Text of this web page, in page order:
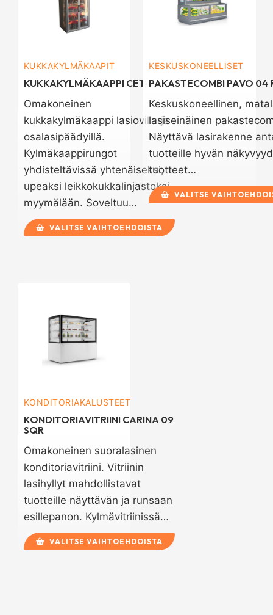
KUKKAKYLMÄKAAPIT
KUKKAKYLMÄKAAPPI CETUS
Omakoneinen
kukkakylmäkaappi lasiovilla ja
osalasipäädyillä.
Kylmäkaappirungot
yhdisteltävissä yhtenäiseksi,
upeaksi leikkokukkalinjastoksi
myymälään. Soveltuu…
VALITSE VAIHTOEHDOISTA
KESKUSKONEELLISET
PAKASTECOMBI PAVO 04
Keskuskoneellinen,
lasiseinäinen
Näyttävä lasirakenne
tuotteille hyvän
tuotteet…
VALITSE
KONDITORIAKALUSTEET
KONDITORIAVITRIINI CARINA 09
SQR
Omakoneinen suoralasinen
konditoriavitriini. Vitriinin
lasihyllyt mahdollistavat
tuotteille näyttävän ja runsaan
esillepanon. Kylmävitriinissä…
VALITSE VAIHTOEHDOISTA